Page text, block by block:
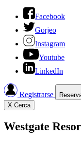
Facebook
Gorjeo
Instagram
Youtube
LinkedIn
Registrarse
X Cerca
Westgate